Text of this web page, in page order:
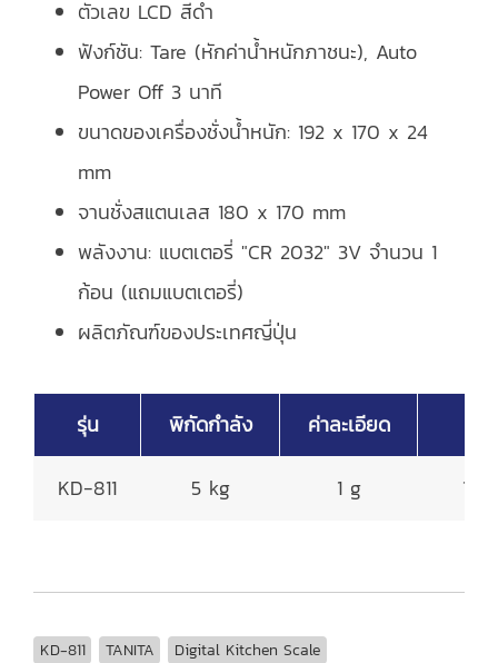
ตัวเลข LCD สีดำ
ฟังก์ชัน: Tare (หักค่าน้ำหนักภาชนะ), Auto
Power Off 3 นาที
ขนาดของเครื่องชั่งน้ำหนัก: 192 x 170 x 24
mm
จานชั่งสแตนเลส 180 x 170 mm
พลังงาน: แบตเตอรี่ "CR 2032" 3V จำนวน 1
ก้อน (แถมแบตเตอรี่)
ผลิตภัณฑ์ของประเทศญี่ปุ่น
รุ่น พิกัดกำลัง ค่าละเอียด
KD-811 5 kg 1 g
KD-811 TANITA Digital Kitchen Scale